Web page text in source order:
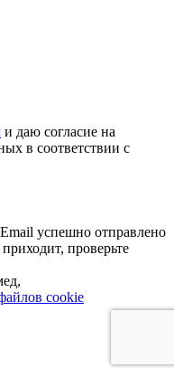
и даю согласие на
в соответствии с
успешно отправлено
проверьте
cookie